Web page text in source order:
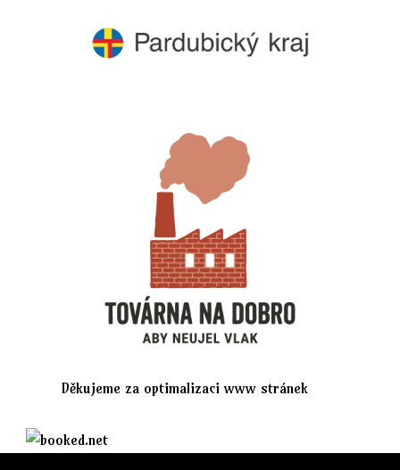
Děkujeme za optimalizaci www stránek